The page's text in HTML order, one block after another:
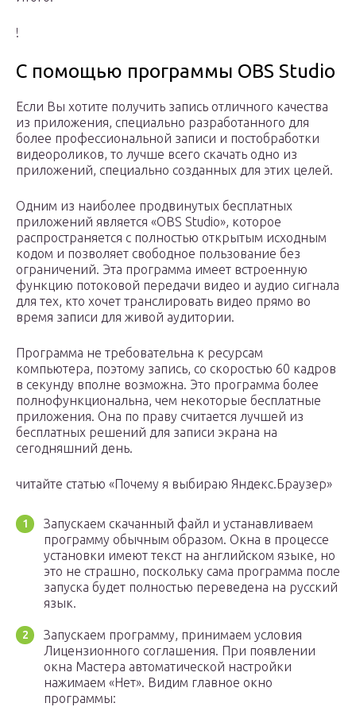
!
С помощью программы OBS Studio
Если Вы хотите получить запись отличного качества
из приложения, специально разработанного для
более профессиональной записи и постобработки
видеороликов, то лучше всего скачать одно из
приложений, специально созданных для этих целей.
Одним из наиболее продвинутых бесплатных
приложений является «OBS Studio», которое
распространяется с полностью открытым исходным
кодом и позволяет свободное пользование без
ограничений. Эта программа имеет встроенную
функцию потоковой передачи видео и аудио сигнала
для тех, кто хочет транслировать видео прямо во
время записи для живой аудитории.
Программа не требовательна к ресурсам
компьютера, поэтому запись, со скоростью 60 кадров
в секунду вполне возможна. Это программа более
полнофункциональна, чем некоторые бесплатные
приложения. Она по праву считается лучшей из
бесплатных решений для записи экрана на
сегодняшний день.
читайте статью «Почему я выбираю Яндекс.Браузер»
Запускаем скачанный файл и устанавливаем
программу обычным образом. Окна в процессе
установки имеют текст на английском языке, но
это не страшно, поскольку сама программа после
запуска будет полностью переведена на русский
язык.
Запускаем программу, принимаем условия
Лицензионного соглашения. При появлении
окна Мастера автоматической настройки
нажимаем «Нет». Видим главное окно
программы: